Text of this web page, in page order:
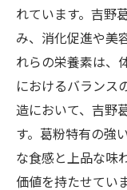
れています。吉野
み、消化促進や美
れらの栄養素は、
におけるバランス
造において、吉野
す。葛粉特有の強
な食感と上品な味
価値を持たせてい